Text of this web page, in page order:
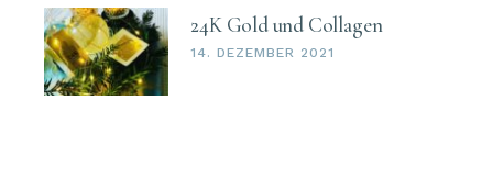
24K Gold und Collagen
14. DEZEMBER 2021